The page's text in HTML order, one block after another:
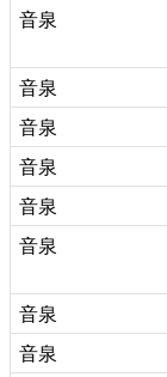
音泉
音泉
音泉
音泉
音泉
音泉
音泉
音泉